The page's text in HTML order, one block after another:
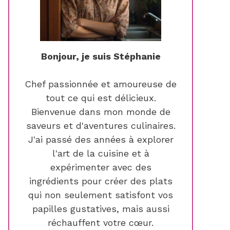
Bonjour, je suis Stéphanie
Chef passionnée et amoureuse de
tout ce qui est délicieux.
Bienvenue dans mon monde de
saveurs et d'aventures culinaires.
J'ai passé des années à explorer
l'art de la cuisine et à
expérimenter avec des
ingrédients pour créer des plats
qui non seulement satisfont vos
papilles gustatives, mais aussi
réchauffent votre cœur.